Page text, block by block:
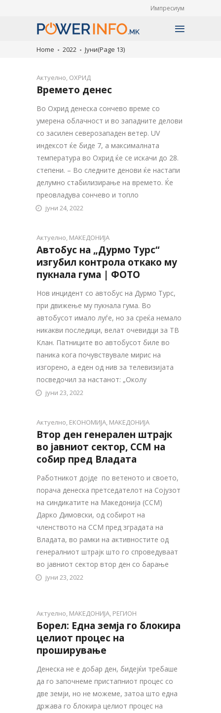
Импресиум
Home 2022 Јуни(Page 13)
Актуелно, ОХРИД
Времето денес
Во Охрид денеска сончево време со
умерена облачност и во западните делови
со засилен северозападен ветер. UV
индексот ќе биде 7, а максималната
температура во Охрид ќе се искачи до 28.
степени. – Во следните денови ќе настапи
делумно стабилизирање на времето. Ќе
преовладува сончево и топло
јуни 24, 2022
Актуелно, МАКЕДОНИЈА
Автобус на „Дурмо Турс“
изгубил контрола откако му
пукнала гума | ФОТО
Нов инцидент со автобус на Дурмо Турс,
при движење му пукнала гума. Во
автобусот имало луѓе, но за среќа немало
никакви последици, велат очевидци за ТВ
Клан. Патниците во автобусот биле во
паника кога почувствувале мирис на
изгорено, а еден од нив за телевизијата
посведочил за настанот: „Околу
јуни 23, 2022
Актуелно, ЕКОНОМИЈА, МАКЕДОНИЈА
Втор ден генерален штрајк
во јавниот сектор, ССМ на
собир пред Владата
Работникот дојде по ветеното и своето,
порача денеска претседателот на Сојузот
на синдикатите на Македонија (ССМ)
Дарко Димовски, од собирот на
членството на ССМ пред зградата на
Владата, во рамки на активностите од
генералниот штрајк што го спроведуваат
во јавниот сектор втор ден со барање
јуни 23, 2022
Актуелно, МАКЕДОНИЈА, РЕГИОН
Борел: Една земја го блокира
целиот процес на
проширување
Денеска не е добар ден, бидејќи требаше
да го започнеме пристапниот процес со
две земји, но не можеме, затоа што една
држава го блокира целиот процес на